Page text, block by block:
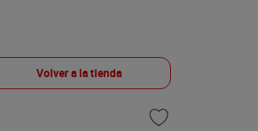
Volver a la tienda